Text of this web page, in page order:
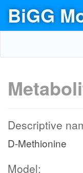
BiGG
Descriptive
D-Methionine
Model: